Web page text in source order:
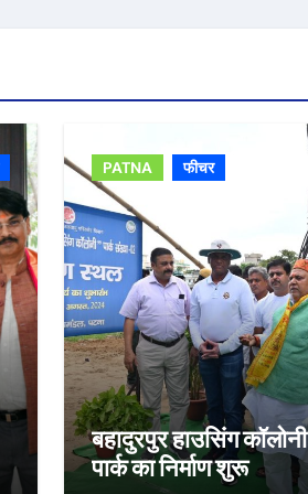
PATNA फीचर
बहादुरपुर हाउसिंग कॉलोनी
पार्क का निर्माण शुरू